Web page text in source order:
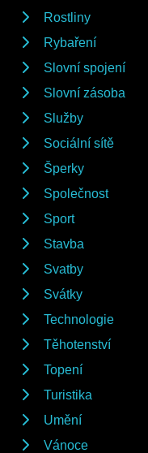
Rostliny
Rybaření
Slovní spojení
Slovní zásoba
Služby
Sociální sítě
Šperky
Společnost
Sport
Stavba
Svatby
Svátky
Technologie
Těhotenství
Topení
Turistika
Umění
Vánoce